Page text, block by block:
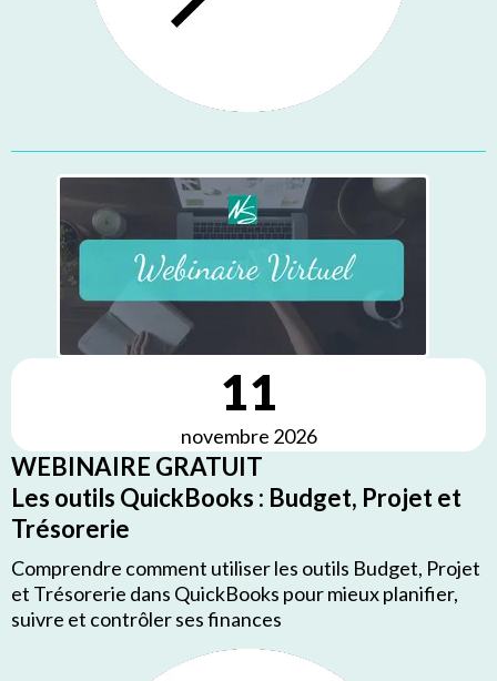
11
novembre 2026
WEBINAIRE GRATUIT
Les outils QuickBooks : Budget, Projet et
Trésorerie
Comprendre comment utiliser les outils Budget, Projet
et Trésorerie dans QuickBooks pour mieux planifier,
suivre et contrôler ses finances